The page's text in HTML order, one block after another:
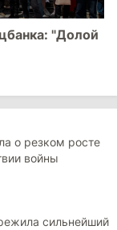
"Долой
о резком росте
войны
сильнейший